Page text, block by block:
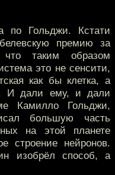
по Гольджи. Кстати
премию за
что таким образом
это не сенсити,
как бы клетка, а
И дали ему, и дали
Камилло Гольджи,
большую часть
на этой планете
строение нейронов.
изобрёл способ, а